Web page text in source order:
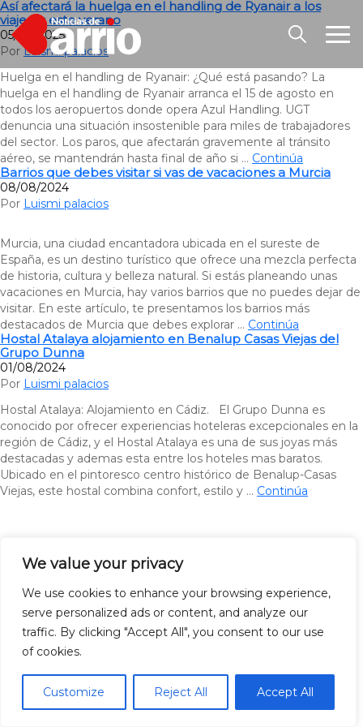
We value your privacy
We use cookies to enhance your browsing experience,
serve personalized ads or content, and analyze our
traffic. By clicking "Accept All", you consent to our use
of cookies.
Customize Reject All Accept All
Así afectará la huelga en el handling de Ryanair a los
viajeros este verano
05/08/2025
PorLuismi palacios
Huelga en el handling de Ryanair: ¿Qué está pasando? La
huelga en el handling de Ryanair arranca el 15 de agosto en
todos los aeropuertos donde opera Azul Handling. UGT
denuncia una situación insostenible para miles de trabajadores
del sector. Los paros, que afectarán gravemente al tránsito
aéreo, se mantendrán hasta final de año si … Continúa
Barrios que debes visitar si vas de vacaciones a Murcia
08/08/2024
Por Luismi palacios
Murcia, una ciudad encantadora ubicada en el sureste de
España, es un destino turístico que ofrece una mezcla perfecta
de historia, cultura y belleza natural. Si estás planeando unas
vacaciones en Murcia, hay varios barrios que no puedes dejar de
visitar. En este artículo, te presentamos los barrios más
destacados de Murcia que debes explorar … Continúa
Hostal Atalaya alojamiento en Benalup Casas Viejas del
Grupo Dunna
01/08/2024
Por Luismi palacios
Hostal Atalaya: Alojamiento en Cádiz. El Grupo Dunna es
conocido por ofrecer experiencias hoteleras excepcionales en la
región de Cádiz, y el Hostal Atalaya es una de sus joyas más
destacadas y ademas esta entre los hoteles mas baratos.
Ubicado en el pintoresco centro histórico de Benalup-Casas
Viejas, este hostal combina confort, estilo y … Continúa